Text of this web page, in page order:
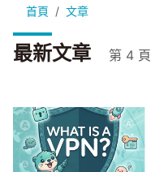
首頁 文章
最新文章 第 4 頁